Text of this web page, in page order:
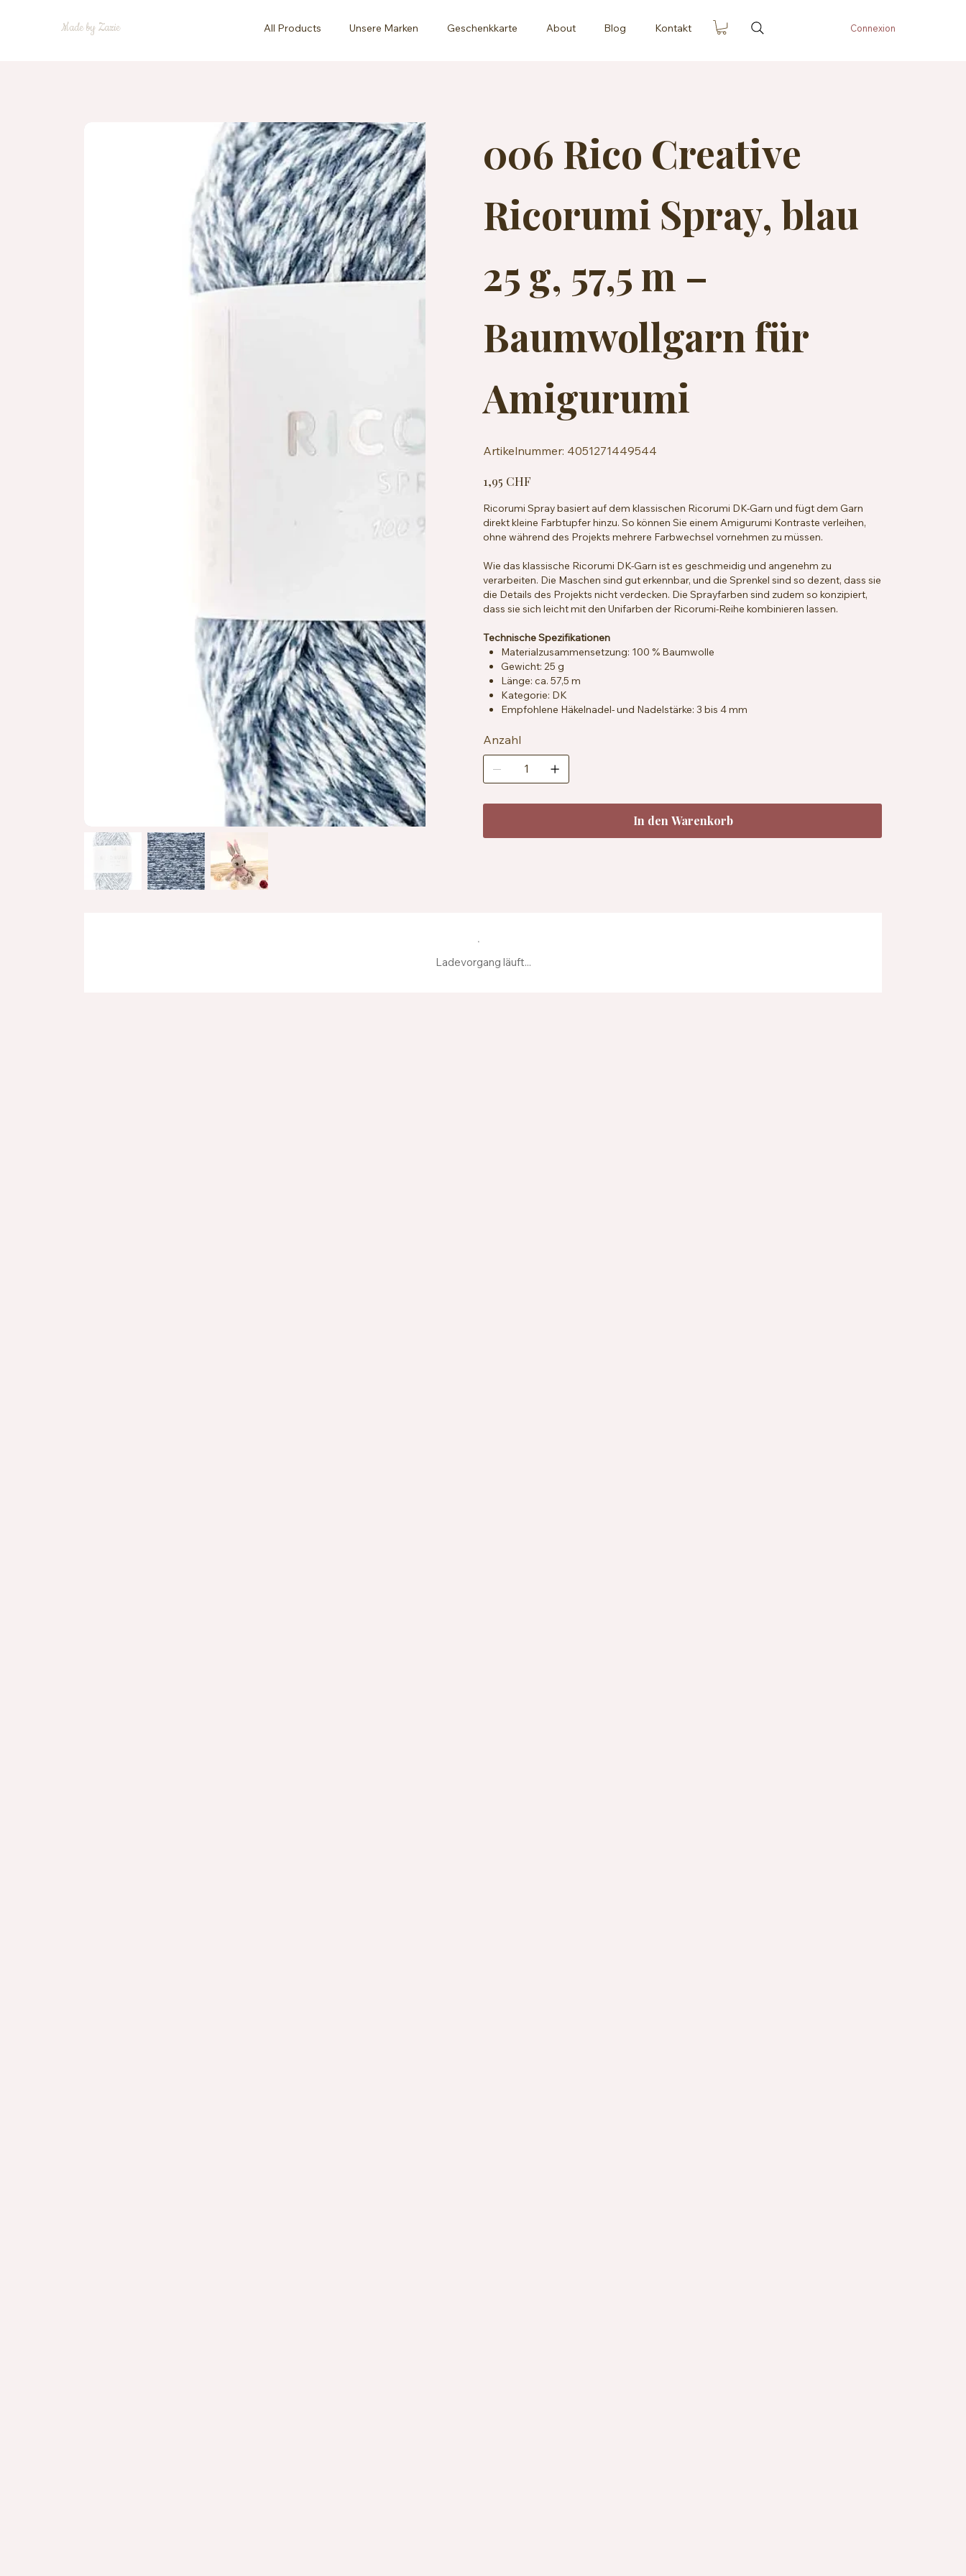
Made by Zazie All Products Unsere Marken Geschenkkarte About Blog Kontakt Connexion
006 Rico Creative
Ricorumi Spray, blau
25 g, 57,5 m –
Baumwollgarn für
Amigurumi
Artikelnummer: 4051271449544
4051271449544
1,95 CHF
Ricorumi Spray basiert auf dem klassischen Ricorumi DK-Garn und fügt dem Garn
direkt kleine Farbtupfer hinzu. So können Sie einem Amigurumi Kontraste verleihen,
ohne während des Projekts mehrere Farbwechsel vornehmen zu müssen.
Wie das klassische Ricorumi DK-Garn ist es geschmeidig und angenehm zu
verarbeiten. Die Maschen sind gut erkennbar, und die Sprenkel sind so dezent, dass sie
die Details des Projekts nicht verdecken. Die Sprayfarben sind zudem so konzipiert,
dass sie sich leicht mit den Unifarben der Ricorumi-Reihe kombinieren lassen.
Technische Spezifikationen
Materialzusammensetzung: 100 % Baumwolle
Gewicht: 25 g
Länge: ca. 57,5 m
Kategorie: DK
Empfohlene Häkelnadel- und Nadelstärke: 3 bis 4 mm
Besondere Merkmale: vegan, speichelresistent
Pflegehinweise: Maschinenwaschbar bei 30 °C
Anzahl
In den Warenkorb
Ladevorgang läuft...